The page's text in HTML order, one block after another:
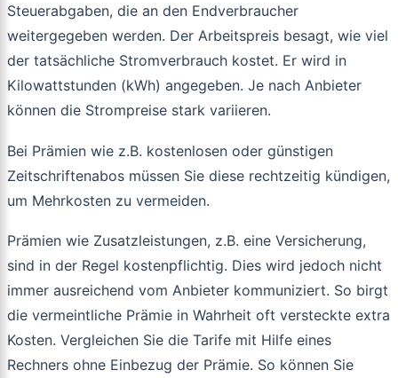
Steuerabgaben, die an den Endverbraucher
weitergegeben werden. Der Arbeitspreis besagt, wie viel
der tatsächliche Stromverbrauch kostet. Er wird in
Kilowattstunden (kWh) angegeben. Je nach Anbieter
können die Strompreise stark variieren.
Bei Prämien wie z.B. kostenlosen oder günstigen
Zeitschriftenabos müssen Sie diese rechtzeitig kündigen,
um Mehrkosten zu vermeiden.
Prämien wie Zusatzleistungen, z.B. eine Versicherung,
sind in der Regel kostenpflichtig. Dies wird jedoch nicht
immer ausreichend vom Anbieter kommuniziert. So birgt
die vermeintliche Prämie in Wahrheit oft versteckte extra
Kosten. Vergleichen Sie die Tarife mit Hilfe eines
Rechners ohne Einbezug der Prämie. So können Sie